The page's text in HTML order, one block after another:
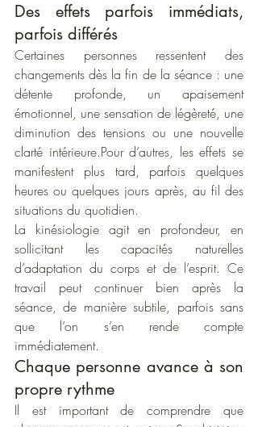
Des effets parfois immédiats,
parfois différés
Certaines personnes ressentent des
changements dès la fin de la séance : une
détente profonde, un apaisement
émotionnel, une sensation de légèreté, une
diminution des tensions ou une nouvelle
clarté intérieure.Pour d’autres, les effets se
manifestent plus tard, parfois quelques
heures ou quelques jours après, au fil des
situations du quotidien.
La kinésiologie agit en profondeur, en
sollicitant les capacités naturelles
d’adaptation du corps et de l’esprit. Ce
travail peut continuer bien après la
séance, de manière subtile, parfois sans
que l’on s’en rende compte
immédiatement.
Chaque personne avance à son
propre rythme
Il est important de comprendre que